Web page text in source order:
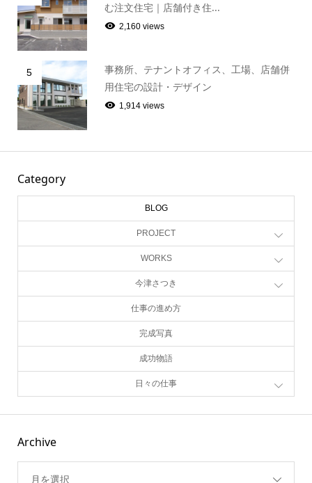
む注文住宅｜店舗付き住...
2,160 views
5
事務所、テナントオフィス、工場、店舗併
用住宅の設計・デザイン
1,914 views
Category
BLOG
PROJECT
WORKS
今津さつき
仕事の進め方
完成写真
成功物語
日々の仕事
Archive
月を選択